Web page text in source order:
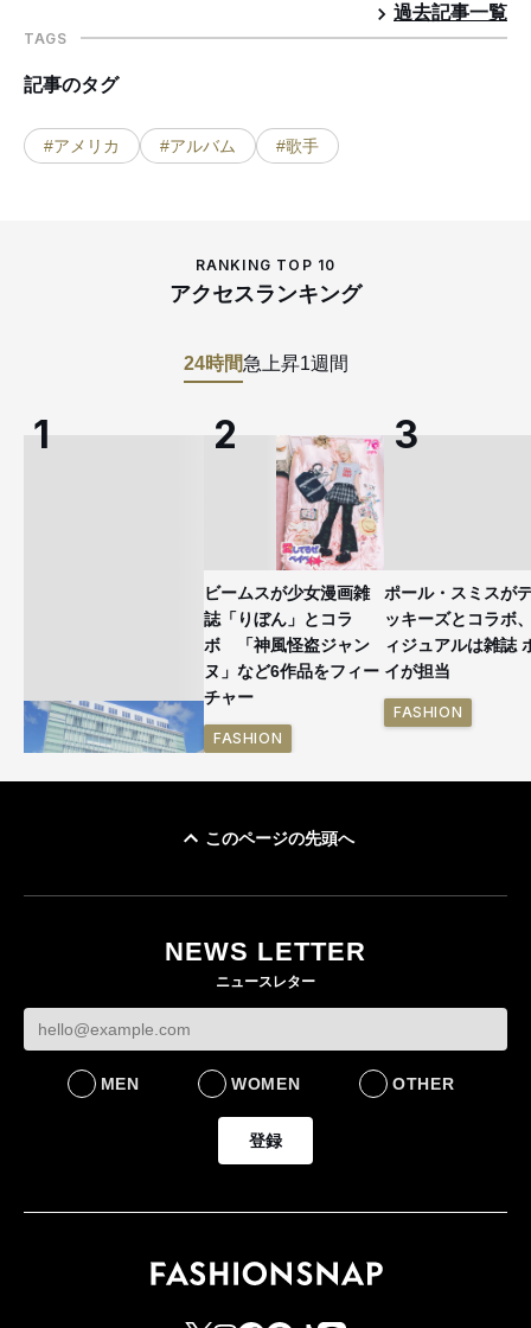
過去記事一覧
TAGS
記事のタグ
#アメリカ #アルバム #歌手
RANKING TOP 10
アクセスランキング
24時間急上昇1週間
ビームスが少女漫画雑
誌「りぼん」とコラ
ボ 「神風怪盗ジャン
ヌ」など6作品をフィー
チャー
FASHION
ポール・スミスが
ッキーズとコラボ
ィジュアルは雑誌
イが担当
FASHION
このページの先頭へ
NEWS LETTER
ニュースレター
MEN WOMEN OTHER
登録